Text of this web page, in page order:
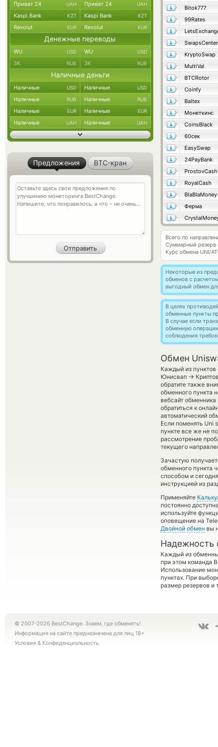
Bitok777
99Rates
SwapsCenter
KryptoSwap
MultiVal
BTCRotor
Coinfy
Baltex
Монеткинс
CoinsBlack
60сек
EasySwap
24PayBank
ProstovCash
RoyalCash
BlaBlaMoney
Ферма
Всего по
Суммарный резерв
Курс обмена UNI/
Некоторые из
обменов с
выгодный обмен
В целях
обменные пункты
В случае если
обменную
соблюдения
Обмен
Каждый из пунктов
Юнисвап →
обратите также
обменного пункта
вебсайт
обратиться к
автоматический
Если поменять Uni
пункте все же не
рассмотрение
текущего
Зачастую
обменного пункта
способом и
инструкцией из
Применяйте
постоянно
используйте
оповещение на
Двойной обмен вы
Надежность
Каждый из
при этом команда
Использование
пунктах. При
размер резервов и
Приват 24 UAH Приват 24 UAH
Kaspi Bank KZT Kaspi Bank KZT
Revolut EUR Revolut EUR
Денежные переводы
WU USD WU USD
ЗК RUB ЗК RUB
Наличные деньги
Наличные USD Наличные USD
Наличные RUB Наличные RUB
Наличные EUR Наличные EUR
Наличные UAH Наличные UAH
Предложения BTC-кран
© 2007-2026 BestChange. Знаем, где обменять!
Информация на сайте предназначена для лиц 18+
Условия & Конфиденциальность